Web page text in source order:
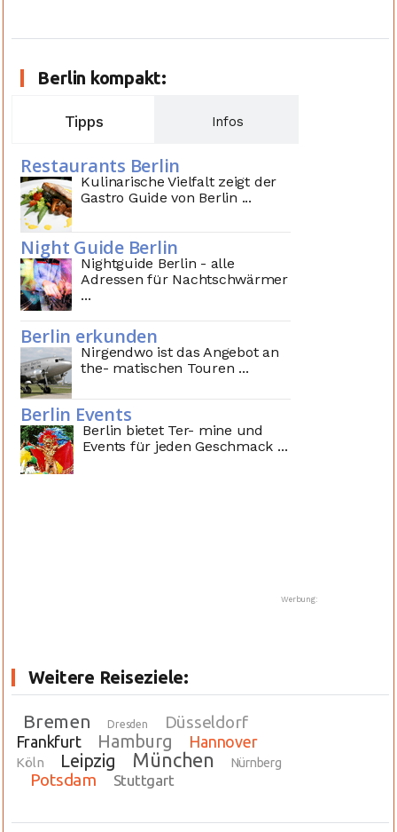
Berlin kompakt:
Tipps Infos
Restaurants Berlin
Kulinarische Vielfalt zeigt der
Gastro Guide von Berlin ...
Night Guide Berlin
Nightguide Berlin - alle
Adressen für Nachtschwärmer
...
Berlin erkunden
Nirgendwo ist das Angebot an
the- matischen Touren ...
Berlin Events
Berlin bietet Ter- mine und
Events für jeden Geschmack ...
Werbung:
Weitere Reiseziele:
Bremen Dresden Düsseldorf
Frankfurt Hamburg Hannover
Köln Leipzig München Nürnberg
Potsdam Stuttgart